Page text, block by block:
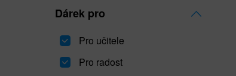
Dárek pro
Pro učitele
Pro radost